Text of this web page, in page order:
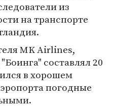
из
на транспорте
MK Airlines,
составлял 20
в хорошем
погодные